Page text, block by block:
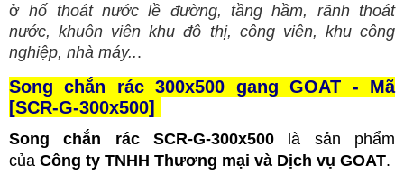
ởhố thoát nước lề đường, tầng hầm, rãnh thoát
nước, khuôn viên khu đô thị, công viên, khu công
nghiệp, nhà máy...
Song chắn rác 300x500 gang GOAT - Mã
[SCR-G-300x500]
Song chắn rác SCR-G-300x500 là sản phẩm
của Công ty TNHH Thương mại và Dịch vụ GOAT.